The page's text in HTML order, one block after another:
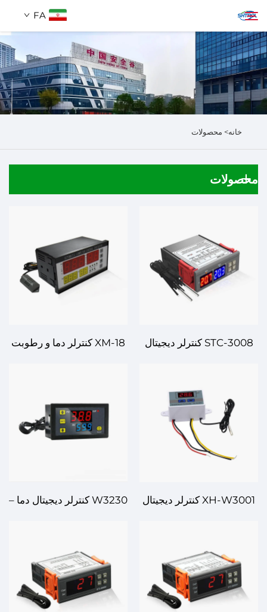
FA
دربارهٔ ما
محصولات
جستجو
خانه> محصولات
محصولات
STC-3008 کنترلر دیجیتال
XM-18 کنترلر دما و رطوبت
XH-W3001 کنترلر دیجیتال
W3230 کنترلر دیجیتال دما –